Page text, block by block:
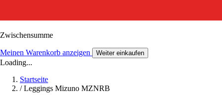
Zwischensumme
Meinen Warenkorb anzeigen Weiter einkaufen
Loading...
Startseite
/ Leggings Mizuno MZNRB